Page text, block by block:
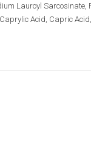
Lauroyl
Acid, Capric